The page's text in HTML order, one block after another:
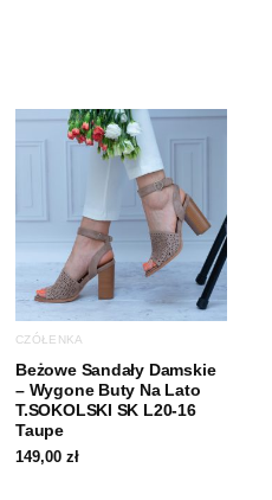
CZÓŁENKA
Beżowe Sandały Damskie
– Wygone Buty Na Lato
T.SOKOLSKI SK L20-16
Taupe
149,00 zł